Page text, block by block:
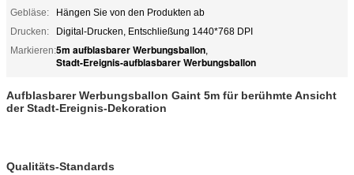
Gebläse:
Hängen Sie von den Produkten ab
Drucken:
Digital-Drucken, Entschließung 1440*768 DPI
Markieren:5m aufblasbarer Werbungsballon,
Stadt-Ereignis-aufblasbarer Werbungsballon
Aufblasbarer Werbungsballon Gaint 5m für berühmte Ansicht
der Stadt-Ereignis-Dekoration
Qualitäts-Standards